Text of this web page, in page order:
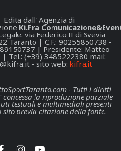
Edita dall' Agenzia di
Ki.Fra
via Federico II di Svevia
Taranto | C.F.: 90255850738 -
| Presidente: Matteo
| Tel.: (+39) 3485222380 mail:
- sito web: kifra.it
- Tutti i diritti
concessa la riproduzione parziale
testuali e multimediali presenti
sito previa citazione della fonte.